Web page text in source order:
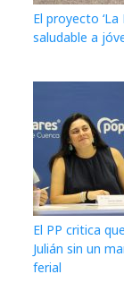
El proyecto
saludable a
El PP critica
Julián sin un
ferial